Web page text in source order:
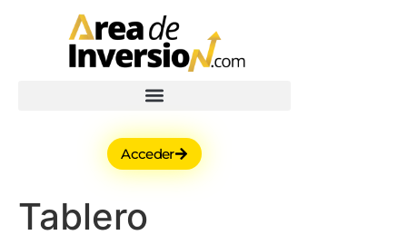
Acceder
Tablero